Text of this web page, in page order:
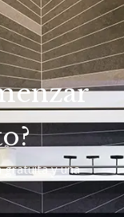
gratuita y una